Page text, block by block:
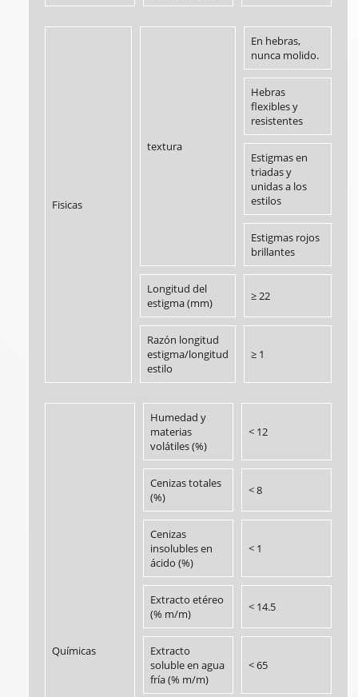
Fisicas
textura
En hebras,
nunca molido.
Hebras
flexibles y
resistentes
Estigmas en
triadas y
unidas a los
estilos
Estigmas rojos
brillantes
Longitud del
estigma (mm)
≥ 22
Razón longitud
estigma/longitud
estilo
≥ 1
Químicas
Humedad y
materias
volátiles (%)
< 12
Cenizas totales
(%)
< 8
Cenizas
insolubles en
ácido (%)
< 1
Extracto etéreo
(% m/m)
< 14.5
Extracto
soluble en agua
fría (% m/m)
< 65